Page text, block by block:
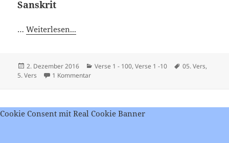
Sanskrit
…Weiterlesen...
Veröffentlicht
am
2. Dezember 2016 Kategorien
Verse 1 - 100,Verse 1 -10 Schlagwörter
05. Vers,
5. Vers
1 Kommentarzu Viveka Chudamani – Vers 5
Cookie Consent mit Real Cookie Banner